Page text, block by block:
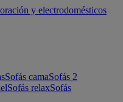
Sofás camaSofás 2
Sofás relaxSofás